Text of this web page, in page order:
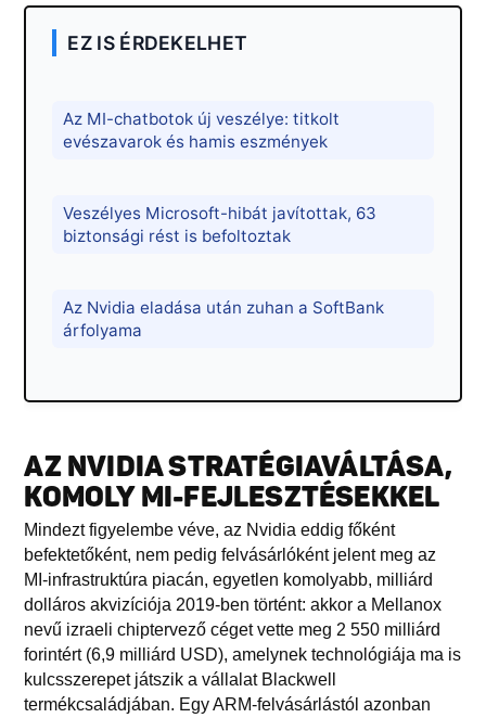
EZ IS ÉRDEKELHET
Az MI-chatbotok új veszélye: titkolt
evészavarok és hamis eszmények
Veszélyes Microsoft-hibát javítottak, 63
biztonsági rést is befoltoztak
Az Nvidia eladása után zuhan a SoftBank
árfolyama
AZ NVIDIA STRATÉGIAVÁLTÁSA,
KOMOLY MI-FEJLESZTÉSEKKEL
Mindezt figyelembe véve, az Nvidia eddig főként
befektetőként, nem pedig felvásárlóként jelent meg az
MI-infrastruktúra piacán, egyetlen komolyabb, milliárd
dolláros akvizíciója 2019-ben történt: akkor a Mellanox
nevű izraeli chiptervező céget vette meg 2 550 milliárd
forintért (6,9 milliárd USD), amelynek technológiája ma is
kulcsszerepet játszik a vállalat Blackwell
termékcsaládjában. Egy ARM-felvásárlástól azonban